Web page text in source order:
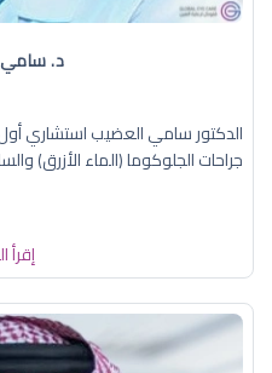
د.
الدكتور سامي العضيب استشاري
جراحات الجلوكوما (الماء الأزرق)
إقرأ